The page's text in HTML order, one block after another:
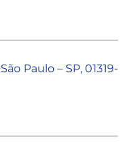
Paulo – SP, 01319-